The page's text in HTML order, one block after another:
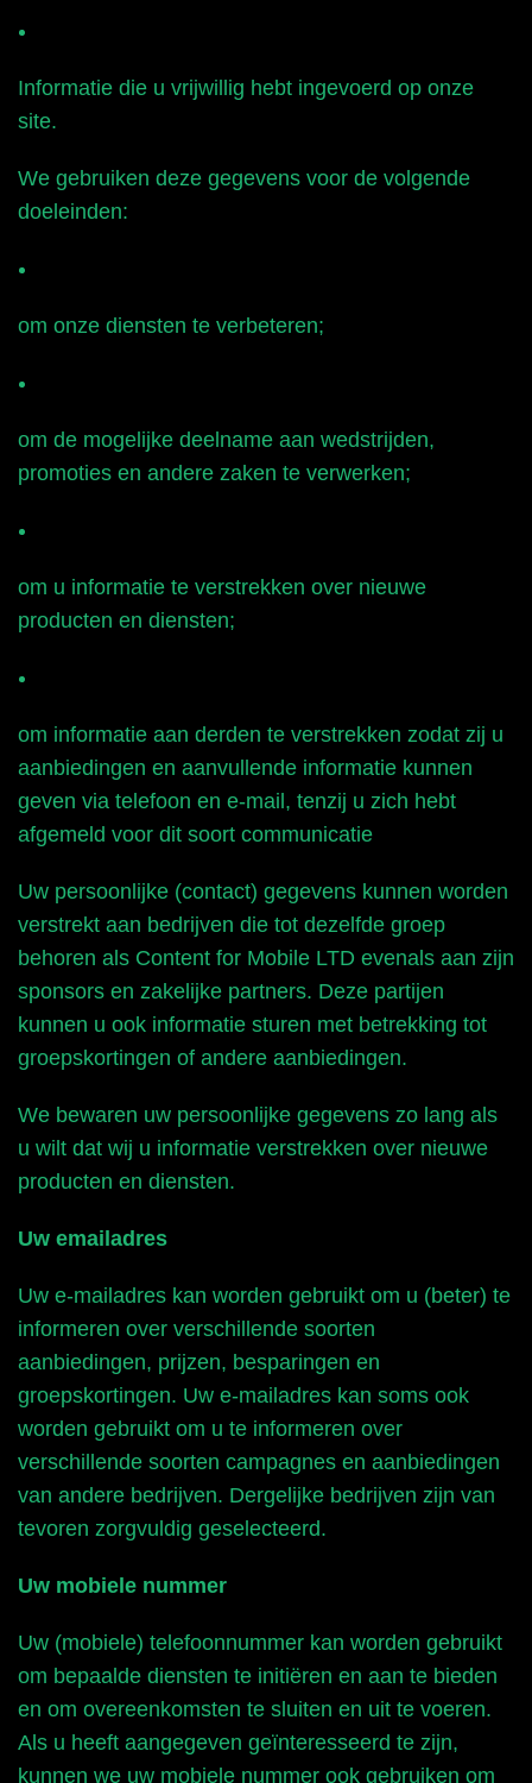
Informatie die u vrijwillig hebt ingevoerd op onze
site.
We gebruiken deze gegevens voor de volgende
doeleinden:
om onze diensten te verbeteren;
om de mogelijke deelname aan wedstrijden,
promoties en andere zaken te verwerken;
om u informatie te verstrekken over nieuwe
producten en diensten;
om informatie aan derden te verstrekken zodat zij u
aanbiedingen en aanvullende informatie kunnen
geven via telefoon en e-mail, tenzij u zich hebt
afgemeld voor dit soort communicatie
Uw persoonlijke (contact) gegevens kunnen worden
verstrekt aan bedrijven die tot dezelfde groep
behoren als Content for Mobile LTD evenals aan zijn
sponsors en zakelijke partners. Deze partijen
kunnen u ook informatie sturen met betrekking tot
groepskortingen of andere aanbiedingen.
We bewaren uw persoonlijke gegevens zo lang als
u wilt dat wij u informatie verstrekken over nieuwe
producten en diensten.
Uw emailadres
Uw e-mailadres kan worden gebruikt om u (beter) te
informeren over verschillende soorten
aanbiedingen, prijzen, besparingen en
groepskortingen. Uw e-mailadres kan soms ook
worden gebruikt om u te informeren over
verschillende soorten campagnes en aanbiedingen
van andere bedrijven. Dergelijke bedrijven zijn van
tevoren zorgvuldig geselecteerd.
Uw mobiele nummer
Uw (mobiele) telefoonnummer kan worden gebruikt
om bepaalde diensten te initiëren en aan te bieden
en om overeenkomsten te sluiten en uit te voeren.
Als u heeft aangegeven geïnteresseerd te zijn,
kunnen we uw mobiele nummer ook gebruiken om